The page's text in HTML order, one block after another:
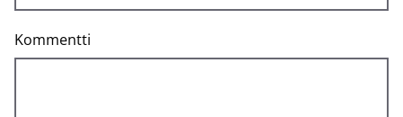
Kommentti